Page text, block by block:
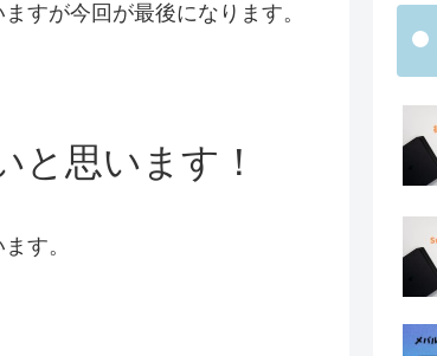
すが今回が最後になります。
と思います！
す。